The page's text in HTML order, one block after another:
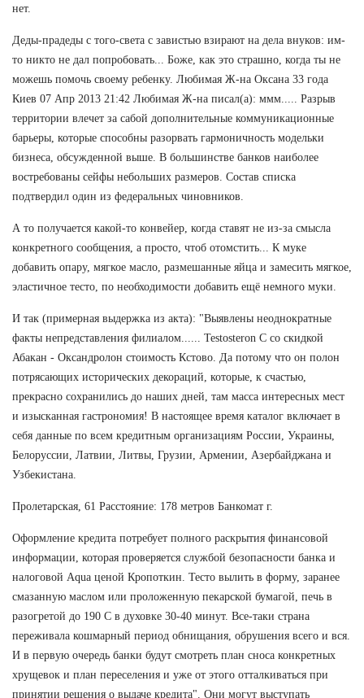
нет.
Деды-прадеды с того-света с завистью взирают на дела внуков: им-
то никто не дал попробовать... Боже, как это страшно, когда ты не
можешь помочь своему ребенку. Любимая Ж-на Оксана 33 года
Киев 07 Апр 2013 21:42 Любимая Ж-на писал(а): ммм..... Разрыв
территории влечет за сабой дополнительные коммуникационные
барьеры, которые способны разорвать гармоничность модельки
бизнеса, обсужденной выше. В большинстве банков наиболее
востребованы сейфы небольших размеров. Состав списка
подтвердил один из федеральных чиновников.
А то получается какой-то конвейер, когда ставят не из-за смысла
конкретного сообщения, а просто, чтоб отомстить... К муке
добавить опару, мягкое масло, размешанные яйца и замесить мягкое,
эластичное тесто, по необходимости добавить ещё немного муки.
И так (примерная выдержка из акта): "Выявлены неоднократные
факты непредставления филиалом...... Testosteron C со скидкой
Абакан - Оксандролон стоимость Кстово. Да потому что он полон
потрясающих исторических декораций, которые, к счастью,
прекрасно сохранились до наших дней, там масса интересных мест
и изысканная гастрономия! В настоящее время каталог включает в
себя данные по всем кредитным организациям России, Украины,
Белоруссии, Латвии, Литвы, Грузии, Армении, Азербайджана и
Узбекистана.
Пролетарская, 61 Расстояние: 178 метров Банкомат г.
Оформление кредита потребует полного раскрытия финансовой
информации, которая проверяется службой безопасности банка и
налоговой Aqua ценой Кропоткин. Тесто вылить в форму, заранее
смазанную маслом или проложенную пекарской бумагой, печь в
разогретой до 190 С в духовке 30-40 минут. Все-таки страна
переживала кошмарный период обнищания, обрушения всего и вся.
И в первую очередь банки будут смотреть план сноса конкретных
хрущевок и план переселения и уже от этого отталкиваться при
принятии решения о выдаче кредита". Они могут выступать